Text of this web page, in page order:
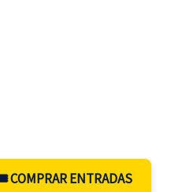
COMPRAR ENTRADAS